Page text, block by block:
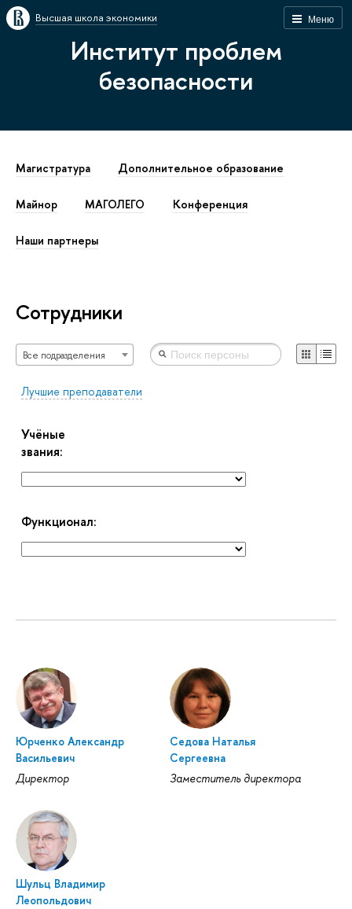
Меню
Высшая школа экономики
Институт проблем
безопасности
Магистратура Дополнительное образование
Майнор МАГОЛЕГО Конференция
Наши партнеры
Сотрудники
Все подразделения
Лучшие преподаватели
Учёные
звания:
Функционал:
Юрченко Александр
Васильевич
Директор
Седова Наталья
Сергеевна
Заместитель директора
Шульц Владимир
Леопольдович